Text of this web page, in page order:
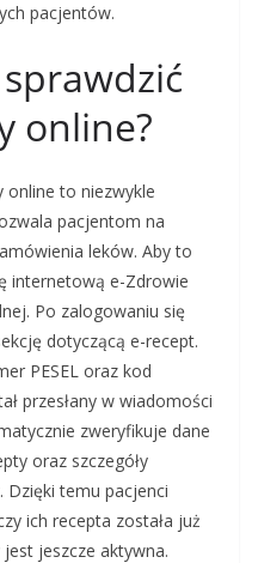
pacjentów.
online?
online to niezwykle
pacjentom na
leków. Aby to
internetową e-Zdrowie
Po zalogowaniu się
dotyczącą e-recept.
PESEL oraz kod
przesłany w wiadomości
zweryfikuje dane
oraz szczegóły
Dzięki temu pacjenci
ich recepta została już
jeszcze aktywna.